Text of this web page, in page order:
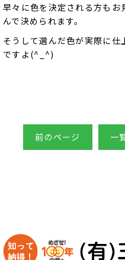
早々に色を決定される方も
んで決められます。
そうして選んだ色が実際に
ですよ(^_^)
前のページ 一